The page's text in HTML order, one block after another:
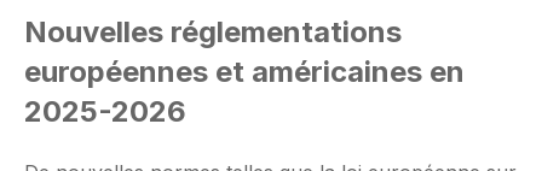
Nouvelles réglementations
européennes et américaines en
2025-2026